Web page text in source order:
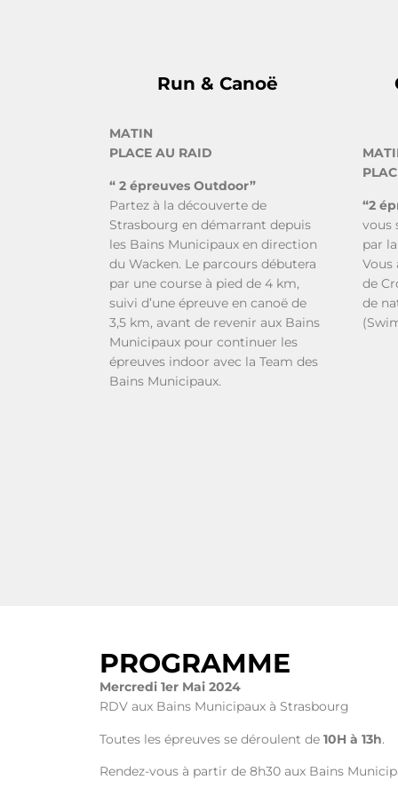
Run & Canoë
MATIN
PLACE AU RAID
“ 2 épreuves Outdoor”
Partez à la découverte de
Strasbourg en démarrant depuis
les Bains Municipaux en direction
du Wacken. Le parcours débutera
par une course à pied de 4 km,
suivi d’une épreuve en canoë de
3,5 km, avant de revenir aux Bains
Municipaux pour continuer les
épreuves indoor avec la Team des
Bains Municipaux.
“2
vous
par
Vous
de
de
PROGRAMME
Mercredi 1er Mai 2024
RDV aux Bains Municipaux à Strasbourg
Toutes les épreuves se déroulent de 10H à 13h.
Rendez-vous à partir de 8h30 aux Bains